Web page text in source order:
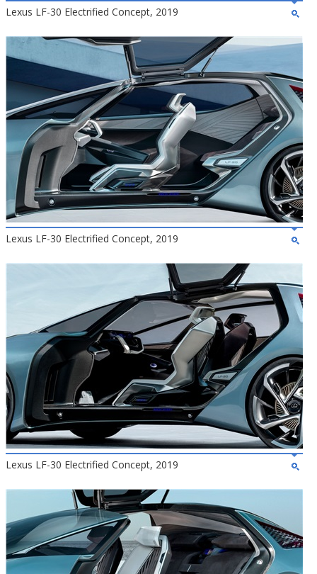
Lexus LF-30 Electrified Concept, 2019
Lexus LF-30 Electrified Concept, 2019
Lexus LF-30 Electrified Concept, 2019